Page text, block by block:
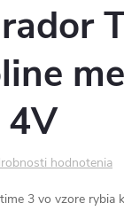
hodnotenia
3 vo vzore rybia